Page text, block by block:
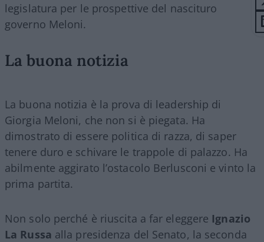
legislatura per le prospettive del nascituro
governo Meloni.
La buona notizia
La buona notizia è la prova di leadership di
Giorgia Meloni, che non si è piegata. Ha
dimostrato di essere politica di razza, di saper
tenere duro e schivare le trappole di palazzo. Ha
abilmente aggirato l’ostacolo Berlusconi e vinto la
prima partita.
Non solo perché è riuscita a far eleggere Ignazio
La Russa alla presidenza del Senato, la seconda